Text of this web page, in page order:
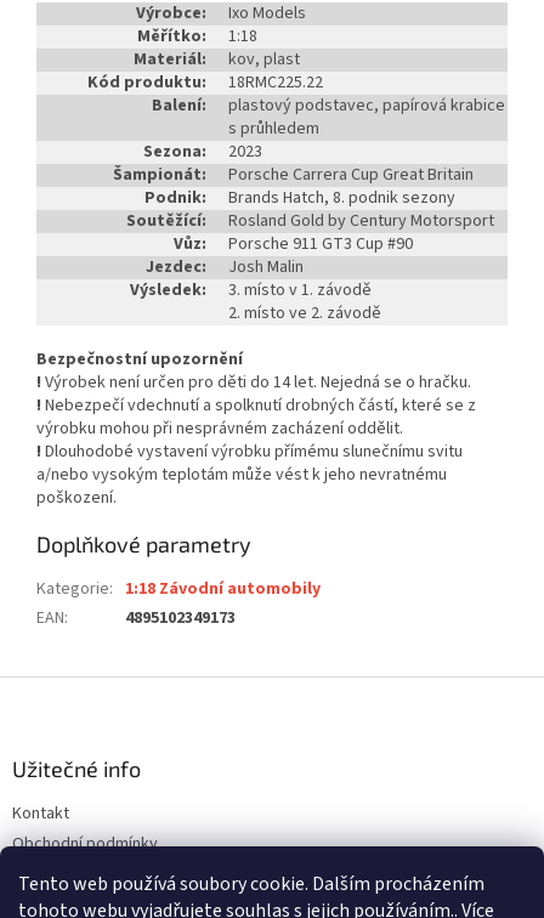
Tento web používá soubory cookie. Dalším procházením
tohoto webu vyjadřujete souhlas s jejich používáním.. Více
Výrobce:
Ixo Models
Měřítko:
1:18
Materiál:
kov, plast
Kód produktu:
18RMC225.22
Balení:
plastový podstavec, papírová krabice
s průhledem
Sezona:
2023
Šampionát:
Porsche Carrera Cup Great Britain
Podnik:
Brands Hatch, 8. podnik sezony
Soutěžící:
Rosland Gold by Century Motorsport
Vůz:
Porsche 911 GT3 Cup #90
Jezdec:
Josh Malin
Výsledek:
3. místo v 1. závodě
2. místo ve 2. závodě
Bezpečnostní upozornění
! Výrobek není určen pro děti do 14 let. Nejedná se o hračku.
! Nebezpečí vdechnutí a spolknutí drobných částí, které se z
výrobku mohou při nesprávném zacházení oddělit.
! Dlouhodobé vystavení výrobku přímému slunečnímu svitu
a/nebo vysokým teplotám může vést k jeho nevratnému
poškození.
Doplňkové parametry
Kategorie: 1:18 Závodní automobily
EAN: 4895102349173
Užitečné info
Kontakt
Obchodní podmínky
Ochrana osobních údajů